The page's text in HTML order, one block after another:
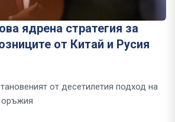
ядрена стратегия за
от Китай и Русия
от десетилетия подход на